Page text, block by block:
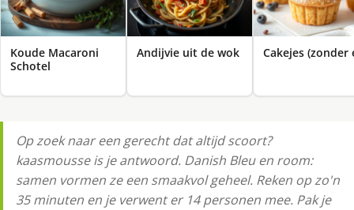
Koude Macaroni
Schotel
Andijvie uit de wok Cakejes (zonder
Op zoek naar een gerecht dat altijd scoort?
kaasmousse is je antwoord. Danish Bleu en room:
samen vormen ze een smaakvol geheel. Reken op zo'n
35 minuten en je verwent er 14 personen mee. Pak je